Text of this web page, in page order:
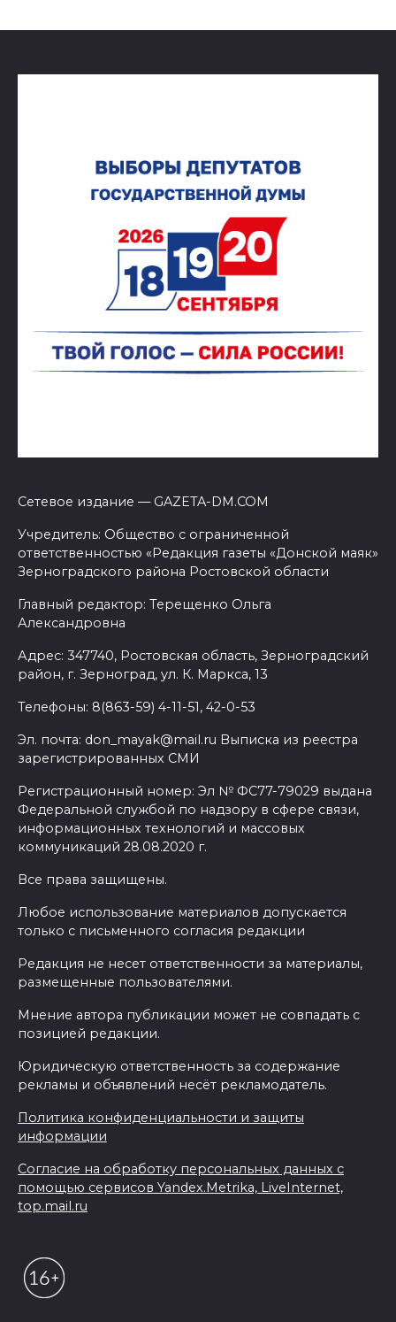
Сетевое издание — GAZETA-DM.COM
Учредитель: Общество с ограниченной
ответственностью «Редакция газеты «Донской маяк»
Зерноградского района Ростовской области
Главный редактор: Терещенко Ольга
Александровна
Адрес: 347740, Ростовская область, Зерноградский
район, г. Зерноград, ул. К. Маркса, 13
Телефоны: 8(863-59) 4-11-51, 42-0-53
Эл. почта: don_mayak@mail.ru Выписка из реестра
зарегистрированных СМИ
Регистрационный номер: Эл № ФС77-79029 выдана
Федеральной службой по надзору в сфере связи,
информационных технологий и массовых
коммуникаций 28.08.2020 г.
Все права защищены.
Любое использование материалов допускается
только с письменного согласия редакции
Редакция не несет ответственности за материалы,
размещенные пользователями.
Мнение автора публикации может не совпадать с
позицией редакции.
Юридическую ответственность за содержание
рекламы и объявлений несёт рекламодатель.
Политика конфиденциальности и защиты
информации
Согласие на обработку персональных данных с
помощью сервисов Yandex.Metrika, LiveInternet,
top.mail.ru